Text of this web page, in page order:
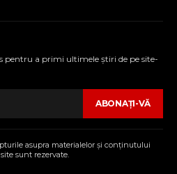
pentru a primi ultimele ştiri de pe site-
ABONAŢI-VĂ
asupra materialelor şi conţinutului
sunt rezervate.